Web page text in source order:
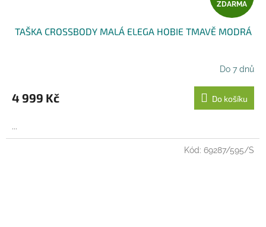
D
A
R
M
A
ZDARMA
TAŠKA CROSSBODY MALÁ ELEGA HOBIE TMAVĚ MODRÁ
Do 7 dnů
4 999 Kč Do košíku
...
Kód: 69287/595/S